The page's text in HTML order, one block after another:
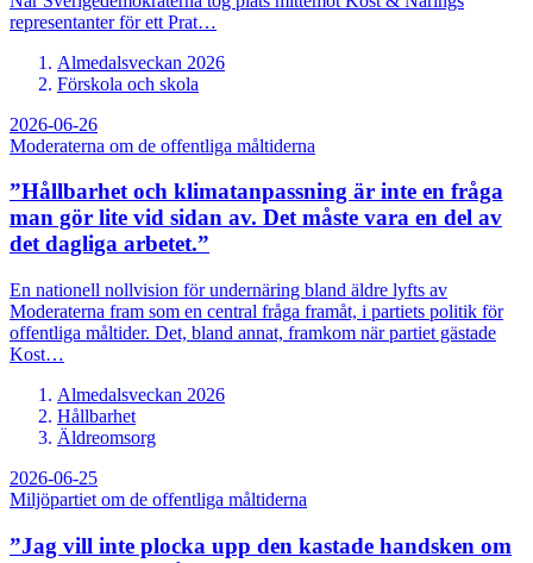
representanter för ett Prat…
Almedalsveckan 2026
Förskola och skola
2026-06-26
Moderaterna om de offentliga måltiderna
”Hållbarhet och klimatanpassning är inte en fråga
man gör lite vid sidan av. Det måste vara en del av
det dagliga arbetet.”
En nationell nollvision för undernäring bland äldre lyfts av
Moderaterna fram som en central fråga framåt, i partiets politik för
offentliga måltider. Det, bland annat, framkom när partiet gästade
Kost…
Almedalsveckan 2026
Hållbarhet
Äldreomsorg
2026-06-25
Miljöpartiet om de offentliga måltiderna
”Jag vill inte plocka upp den kastade handsken om